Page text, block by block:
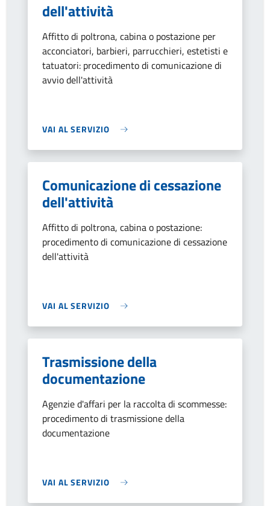
dell'attività
Affitto di poltrona, cabina o postazione per
acconciatori, barbieri, parrucchieri, estetisti e
tatuatori: procedimento di comunicazione di
avvio dell'attività
VAI AL SERVIZIO
Comunicazione di cessazione
dell'attività
Affitto di poltrona, cabina o postazione:
procedimento di comunicazione di cessazione
dell'attività
VAI AL SERVIZIO
Trasmissione della
documentazione
Agenzie d'affari per la raccolta di scommesse:
procedimento di trasmissione della
documentazione
VAI AL SERVIZIO